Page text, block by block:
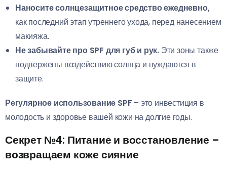
Наносите солнцезащитное средство ежедневно,
как последний этап утреннего ухода, перед нанесением
макияжа.
Не забывайте про SPF для губ и рук. Эти зоны также
подвержены воздействию солнца и нуждаются в
защите.
Регулярное использование SPF – это инвестиция в
молодость и здоровье вашей кожи на долгие годы.
Секрет №4: Питание и восстановление –
возвращаем коже сияние